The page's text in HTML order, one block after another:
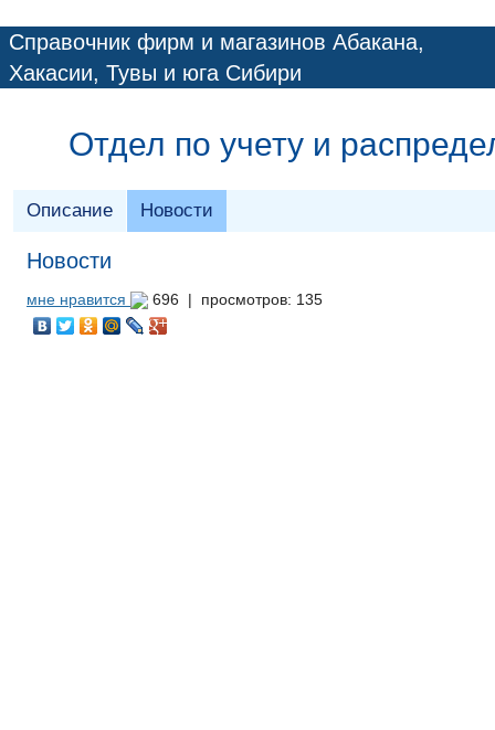
Справочник фирм и магазинов Абакана,
Хакасии, Тувы и юга Сибири
Отдел по учету и
Описание Новости
Новости
мне нравится 696 | просмотров: 135